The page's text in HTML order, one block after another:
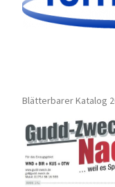
Blätterbarer Katalog